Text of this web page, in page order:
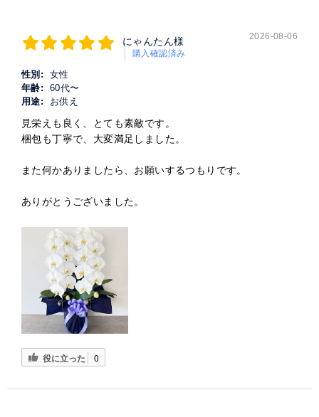
にゃんたん様
購入確認済み
2026-08-06
性別:
女性
年齢:
60代〜
用途:
お供え
見栄えも良く、とても素敵です。
梱包も丁寧で、大変満足しました。
また何かありましたら、お願いするつもりです。
ありがとうございました。
役に立った 0